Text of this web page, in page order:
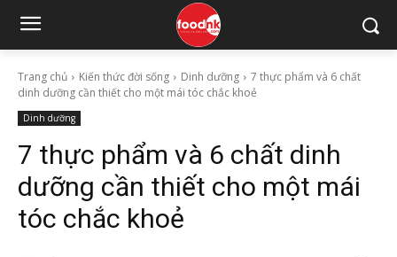
Trang chủ Kiến thức đời sống Dinh dưỡng
7 thực phẩm và 6 chất
dinh dưỡng cần thiết cho một mái tóc chắc khoẻ
Dinh dưỡng
7 thực phẩm và 6 chất dinh
dưỡng cần thiết cho một mái
tóc chắc khoẻ